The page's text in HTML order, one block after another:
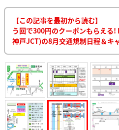
【この記事を最初から読む】
う回で300円のクーポンもらえる
神戸JCT)の8月交通規制日程＆キ